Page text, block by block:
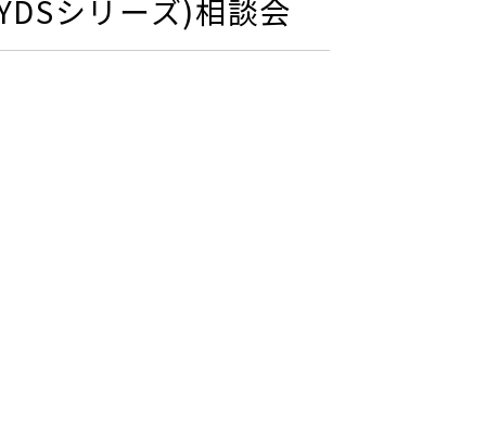
シリーズ)相談会